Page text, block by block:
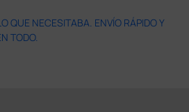
QUE NECESITABA. ENVÍO RÁPIDO Y
TODO.